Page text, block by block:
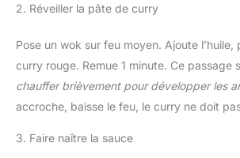
2. Réveiller la pâte de curry
Pose un wok sur feu moyen. Ajoute l’huile,
curry rouge. Remue 1 minute. Ce passage
chauffer brièvement pour développer les
accroche, baisse le feu, le curry ne doit
3. Faire naître la sauce